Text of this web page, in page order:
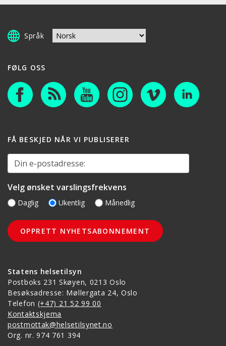
Språk
Statens helsetilsyn
Postboks 231 Skøyen, 0213 Oslo
Besøksadresse: Møllergata 24, Oslo
Telefon (+47) 21 52 99 00
Kontaktskjema
postmottak@helsetilsynet.no
Org. nr. 974 761 394
FØLG OSS
FÅ BESKJED NÅR VI PUBLISERER
Din e-postadresse:
Velg ønsket varslingsfrekvens
Daglig Ukentlig Månedlig